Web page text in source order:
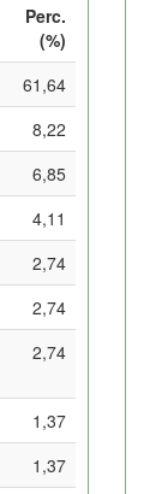
Perc.
(%)
61,64
8,22
6,85
4,11
2,74
2,74
2,74
1,37
1,37